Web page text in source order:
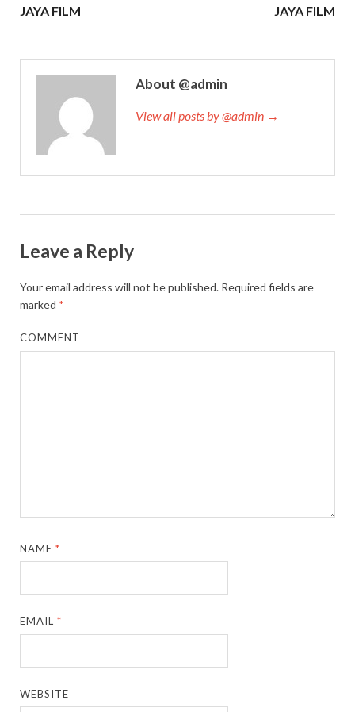
JAYA FILM
JAYA FILM
About @admin
View all posts by @admin →
Leave a Reply
Your email address will not be published. Required fields are
marked *
COMMENT
NAME*
EMAIL*
WEBSITE